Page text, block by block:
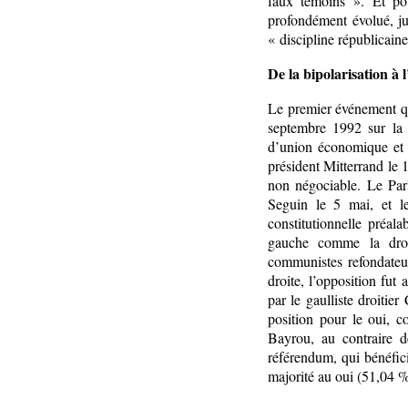
profondément évolué,
« discipline
De la bipolarisation à
Le premier événement
septembre 1992 sur
d’union économique
président Mitterrand le
non négociable. Le
Seguin le 5 mai, et
constitutionnelle
gauche comme la
communistes
droite, l’opposition fut
par le gaulliste droitier
position pour le oui,
Bayrou, au contraire
référendum, qui
majorité au oui (51,04